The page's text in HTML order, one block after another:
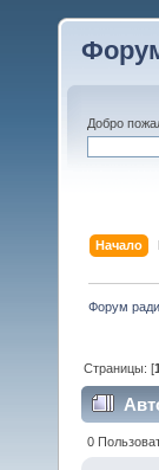
Добро
Начало
Форум
Страницы: [
0